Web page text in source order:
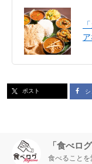
ポスト シ
「食べロ
食べること